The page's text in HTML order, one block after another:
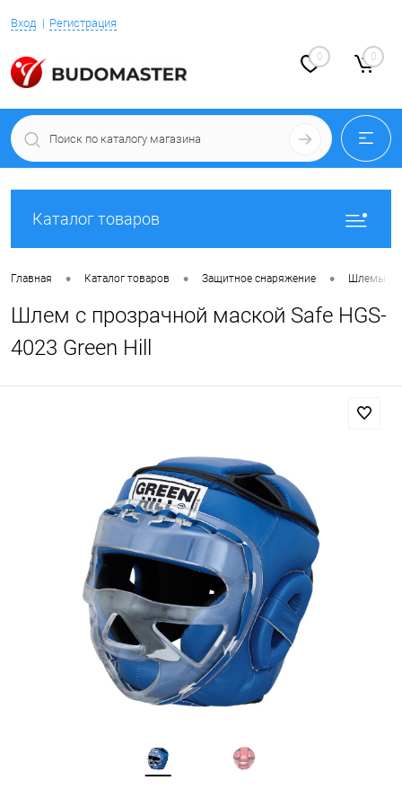
Вход Регистрация
0 0
Каталог товаров
Главная • Каталог товаров • Защитное снаряжение • Шлемы
Шлем с прозрачной маской Safe HGS-
4023 Green Hill